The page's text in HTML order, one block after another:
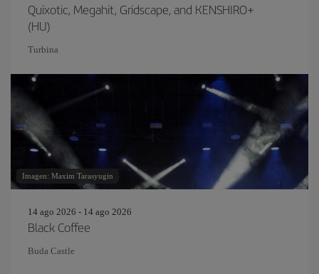
Quixotic, Megahit, Gridscape, and KENSHIRO+
(HU)
Turbina
Imagen: Maxim Tarasyugin
14 ago 2026 - 14 ago 2026
Black Coffee
Buda Castle